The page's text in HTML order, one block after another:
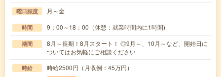
曜日頻度 月～金
時間 9：00～18：00（休憩：就業時間内に1時間)
期間
8月～長期！8月スタート！ ◎9月～、10月～など、開始日に
ついてはお気軽にご相談ください
時給 時給2500円（月収例：45万円）